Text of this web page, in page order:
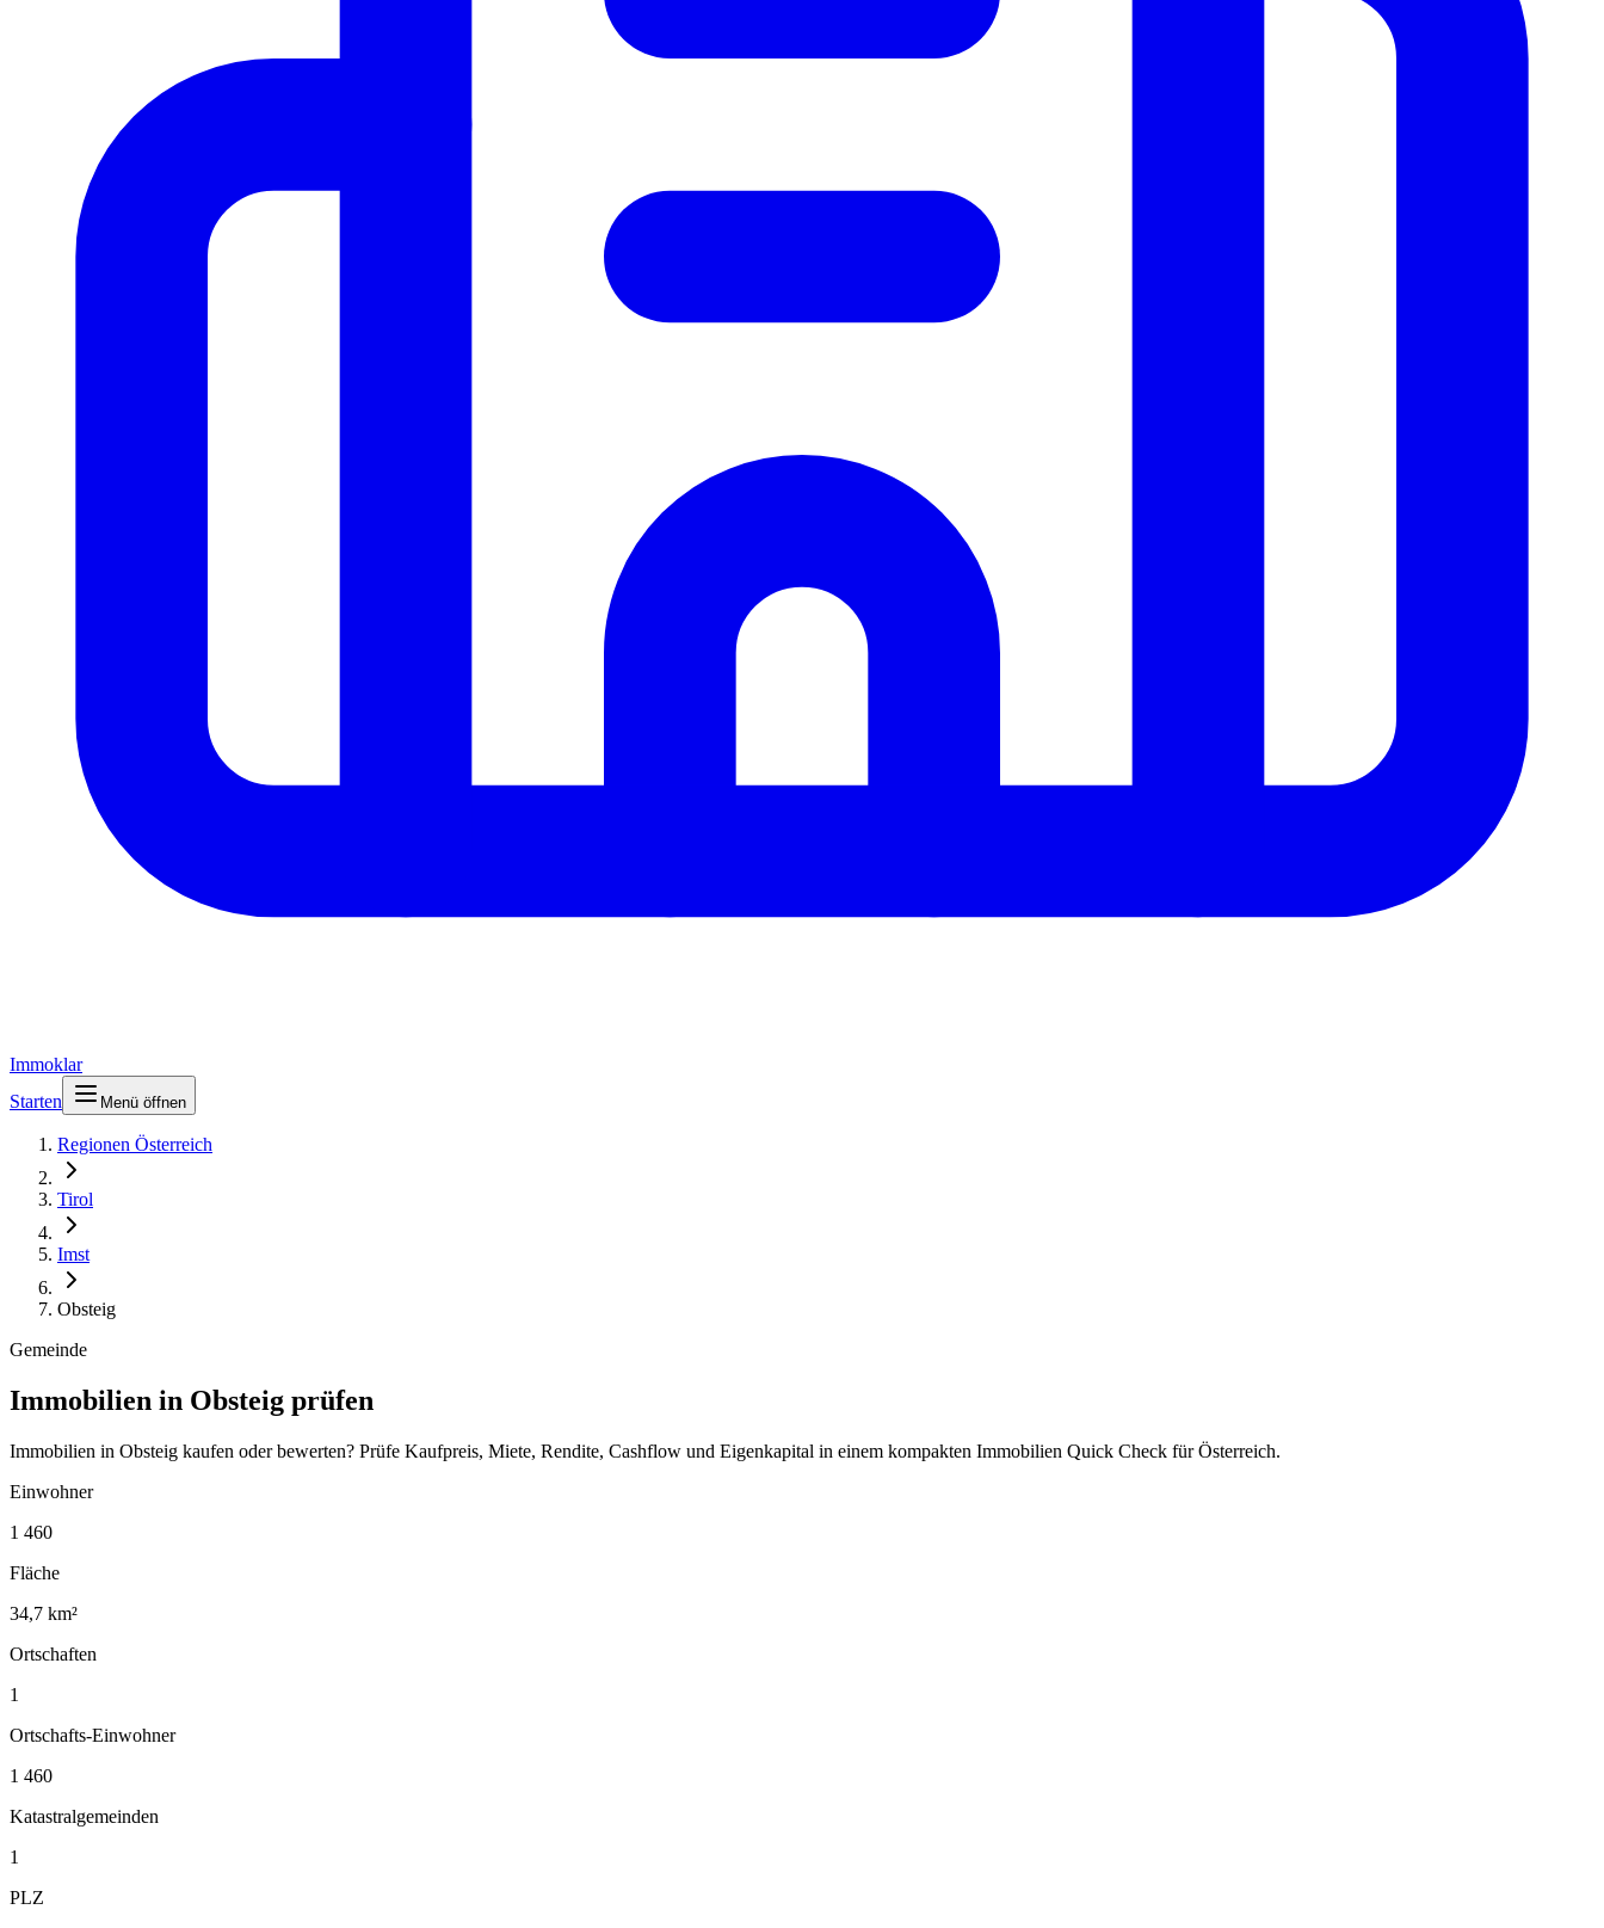
Immoklar
Starten
Menü öffnen
Regionen Österreich
Tirol
Imst
Obsteig
Gemeinde
Immobilien in Obsteig prüfen
Immobilien in Obsteig kaufen oder bewerten? Prüfe Kaufpreis, Miete, Rendite, Cashflow und Eigenkapital in einem kompakten Immobilien Quick Check für Österreich.
Einwohner
1 460
Fläche
34,7 km²
Ortschaften
1
Ortschafts-Einwohner
1 460
Katastralgemeinden
1
PLZ